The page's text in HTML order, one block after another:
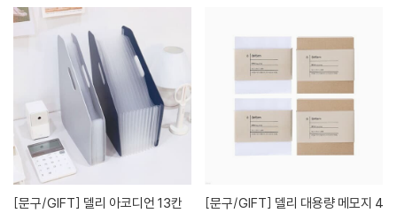
[문구/GIFT] [문구/GIFT]